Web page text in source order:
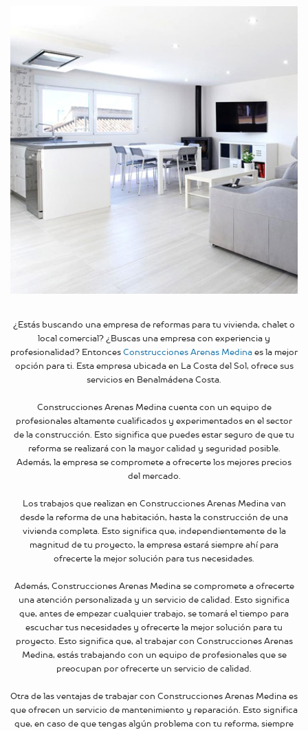
¿Estás buscando una empresa de reformas para tu vivienda, chalet o
local comercial? ¿Buscas una empresa con experiencia y
profesionalidad? EntoncesConstrucciones Arenas Medinaes la mejor
opción para ti. Esta empresa ubicada en La Costa del Sol, ofrece sus
servicios en Benalmádena Costa.
Construcciones Arenas Medina cuenta con un equipo de
profesionales altamente cualificados y experimentados en el sector
de la construcción. Esto significa que puedes estar seguro de que tu
reforma se realizará con la mayor calidad y seguridad posible.
Además, la empresa se compromete a ofrecerte los mejores precios
del mercado.
Los trabajos que realizan en Construcciones Arenas Medina van
desde la reforma de una habitación, hasta la construcción de una
vivienda completa. Esto significa que, independientemente de la
magnitud de tu proyecto, la empresa estará siempre ahí para
ofrecerte la mejor solución para tus necesidades.
Además, Construcciones Arenas Medina se compromete a ofrecerte
una atención personalizada y un servicio de calidad. Esto significa
que, antes de empezar cualquier trabajo, se tomará el tiempo para
escuchar tus necesidades y ofrecerte la mejor solución para tu
proyecto. Esto significa que, al trabajar con Construcciones Arenas
Medina, estás trabajando con un equipo de profesionales que se
preocupan por ofrecerte un servicio de calidad.
Otra de las ventajas de trabajar con Construcciones Arenas Medina es
que ofrecen un servicio de mantenimiento y reparación. Esto significa
que, en caso de que tengas algún problema con tu reforma, siempre